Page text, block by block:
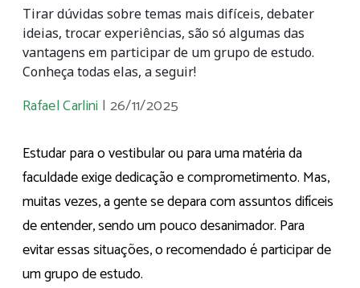
Tirar dúvidas sobre temas mais difíceis, debater
ideias, trocar experiências, são só algumas das
vantagens em participar de um grupo de estudo.
Conheça todas elas, a seguir!
Rafael Carlini | 26/11/2025
Estudar para o vestibular ou para uma matéria da
faculdade exige dedicação e comprometimento. Mas,
muitas vezes, a gente se depara com assuntos difíceis
de entender, sendo um pouco desanimador. Para
evitar essas situações, o recomendado é participar de
um grupo de estudo.